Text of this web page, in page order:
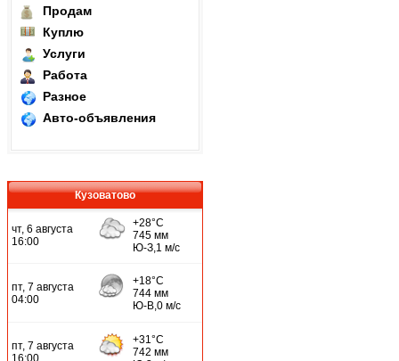
Продам
Куплю
Услуги
Работа
Разное
Авто-объявления
Кузоватово